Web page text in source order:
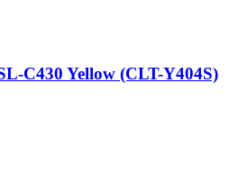
C430 Yellow (CLT-Y404S)